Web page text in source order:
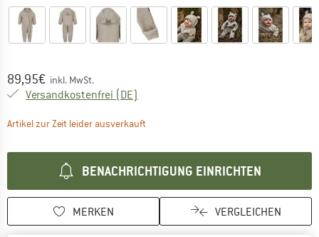
Preis:
89,95€ inkl. MwSt.
Versandkostenfrei (DE)
Artikel zur Zeit leider ausverkauft
BENACHRICHTIGUNG EINRICHTEN
MERKEN VERGLEICHEN